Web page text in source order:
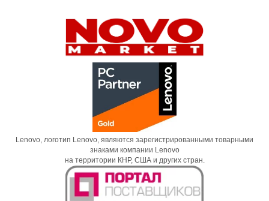
Lenovo, логотип Lenovo, являются зарегистрированными товарными
знаками компании Lenovo
на территории КНР, США и других стран.